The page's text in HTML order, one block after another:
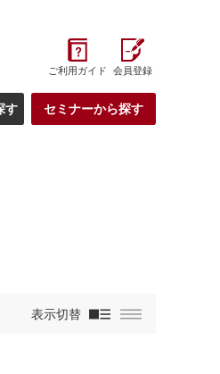
ご利用ガイド 会員登録
す セミナーから探す
表示切替